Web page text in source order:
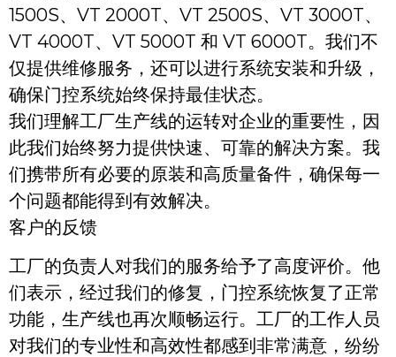
1500S、VT 2000T、VT 2500S、VT 3000T、
VT 4000T、VT 5000T 和 VT 6000T。我们不
仅提供维修服务，还可以进行系统安装和升级，
确保门控系统始终保持最佳状态。
我们理解工厂生产线的运转对企业的重要性，因
此我们始终努力提供快速、可靠的解决方案。我
们携带所有必要的原装和高质量备件，确保每一
个问题都能得到有效解决。
客户的反馈
工厂的负责人对我们的服务给予了高度评价。他
们表示，经过我们的修复，门控系统恢复了正常
功能，生产线也再次顺畅运行。工厂的工作人员
对我们的专业性和高效性都感到非常满意，纷纷